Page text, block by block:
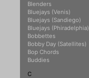
Blenders
Bluejays (Venis)
Bluejays (Sandiego)
Bluejays (Phiradelphia)
Bobbettes
Bobby Day (Satellites)
Bop Chords
Buddies
C